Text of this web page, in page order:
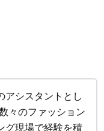
アシスタントとし
々のファッション
グ現場で経験を積